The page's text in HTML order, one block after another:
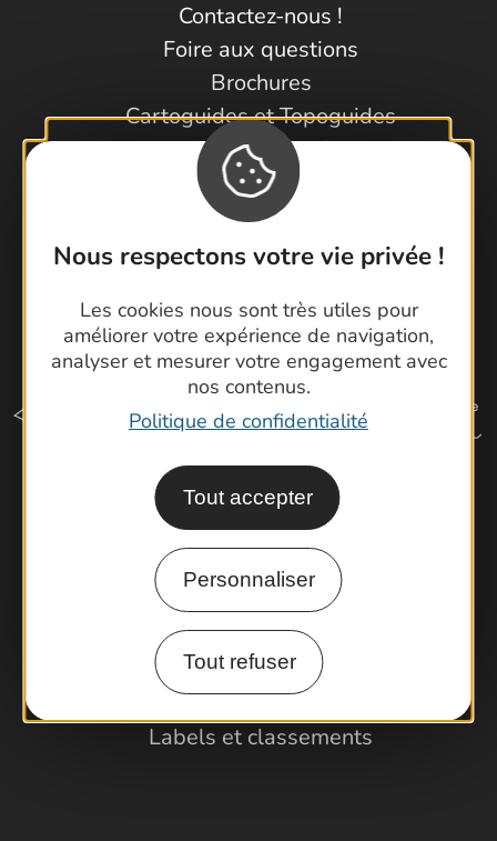
Nous respectons votre vie privée !
Les cookies nous sont très utiles pour
améliorer votre expérience de navigation,
analyser et mesurer votre engagement avec
nos contenus.
Politique de confidentialité
Tout accepter
Personnaliser
Tout refuser
Contactez-nous !
Foire aux questions
Brochures
Cartoguides et Topoguides
Latitude Gard
Comment venir ?
Espace Pro
Observatoire
Partenaires et Pros
Porteurs de projets
Labels et classements